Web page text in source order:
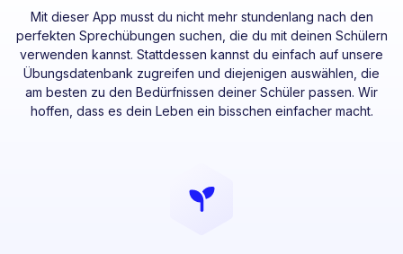
Mit dieser App musst du nicht mehr stundenlang nach den
perfekten Sprechübungen suchen, die du mit deinen Schülern
verwenden kannst. Stattdessen kannst du einfach auf unsere
Übungsdatenbank zugreifen und diejenigen auswählen, die
am besten zu den Bedürfnissen deiner Schüler passen. Wir
hoffen, dass es dein Leben ein bisschen einfacher macht.